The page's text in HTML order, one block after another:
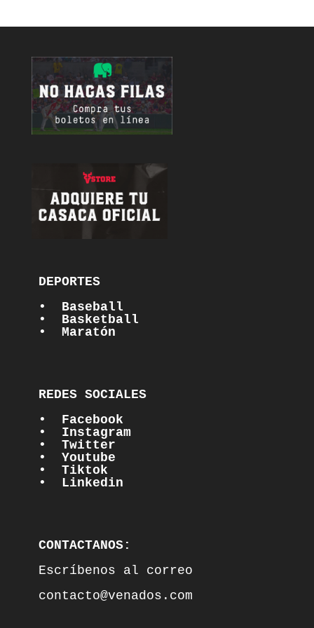
DEPORTES
•  Baseball
•  Basketball
•  Maratón
REDES SOCIALES
•  Facebook
•  Instagram
•  Twitter
•  Youtube
•  Tiktok
•  Linkedin
CONTACTANOS:
Escríbenos al correo
contacto@venados.com